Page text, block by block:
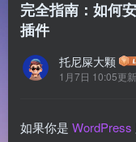
完全指南：如何
插件
托尼屎大颗
1月7日 10:05更新
如果你是 WordPress